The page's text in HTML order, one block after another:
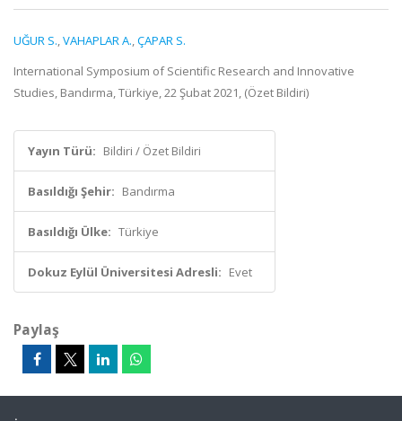
UĞUR S.,VAHAPLAR A.,ÇAPAR S.
International Symposium of Scientific Research and Innovative
Studies, Bandırma, Türkiye, 22 Şubat 2021, (Özet Bildiri)
Yayın Türü: Bildiri / Özet Bildiri
Basıldığı Şehir: Bandırma
Basıldığı Ülke: Türkiye
Dokuz Eylül Üniversitesi Adresli: Evet
Paylaş